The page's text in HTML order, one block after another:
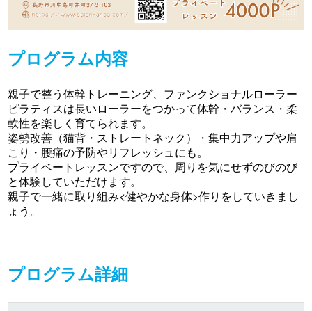
プログラム内容
親子で整う体幹トレーニング、ファンクショナルローラー
ピラティスは長いローラーをつかって体幹・バランス・柔
軟性を楽しく育てられます。
姿勢改善（猫背・ストレートネック）・集中力アップや肩
こり・腰痛の予防やリフレッシュにも。
プライベートレッスンですので、周りを気にせずのびのび
と体験していただけます。
親子で一緒に取り組み<健やかな身体>作りをしていきまし
ょう。
プログラム詳細